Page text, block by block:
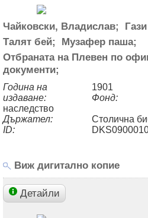
Чайковски, Владислав;
Талят бей; Музафер паша;
Отбраната на Плевен по
документи;
Година на
издаване:
1901
Фонд:
наследство
Държател:
Столична
ID:
Виж дигитално копие
Детайли